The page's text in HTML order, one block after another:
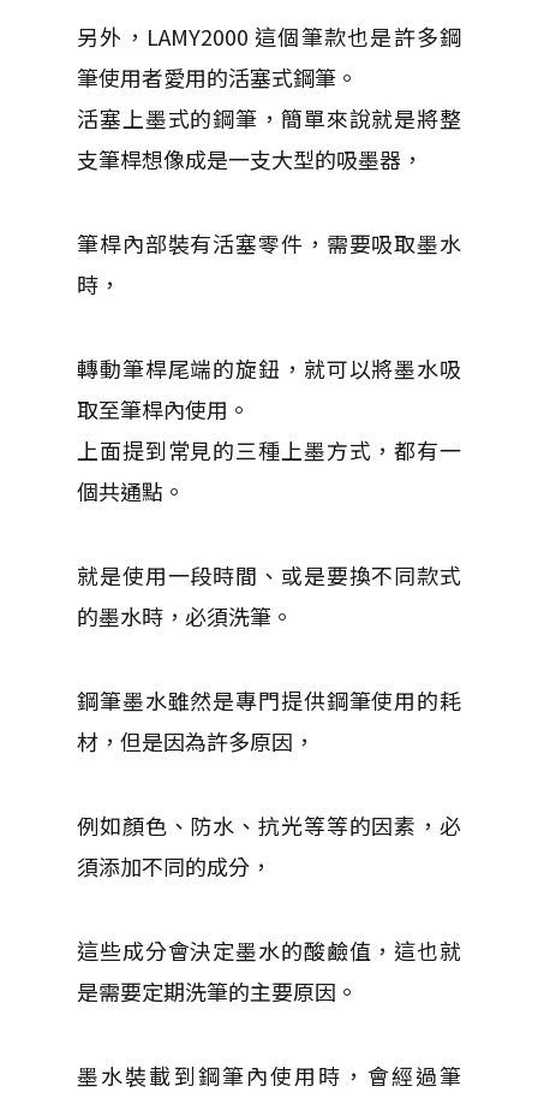
另外，LAMY2000 這個筆款也是許多鋼
筆使用者愛用的活塞式鋼筆。
活塞上墨式的鋼筆，簡單來說就是將整
支筆桿想像成是一支大型的吸墨器，
筆桿內部裝有活塞零件，需要吸取墨水
時，
轉動筆桿尾端的旋鈕，就可以將墨水吸
取至筆桿內使用。
上面提到常見的三種上墨方式，都有一
個共通點。
就是使用一段時間、或是要換不同款式
的墨水時，必須洗筆。
鋼筆墨水雖然是專門提供鋼筆使用的耗
材，但是因為許多原因，
例如顏色、防水、抗光等等的因素，必
須添加不同的成分，
這些成分會決定墨水的酸鹼值，這也就
是需要定期洗筆的主要原因。
墨水裝載到鋼筆內使用時，會經過筆